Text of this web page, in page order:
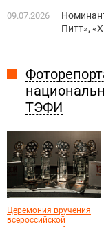
09.07.2026
Питт»,
ТЭФИ
Церемония вручения
всероссийской